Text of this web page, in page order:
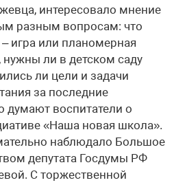
интересовало мнение
разным вопросам: что
игра или планомерная
нужны ли в детском саду
ли цели и задачи
за последние
думают воспитатели о
«Наша новая школа».
наблюдало Большое
депутата Госдумы РФ
С торжественной